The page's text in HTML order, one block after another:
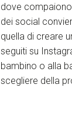
dove
dei social
quella di creare
seguiti su
bambino o alla
scegliere della